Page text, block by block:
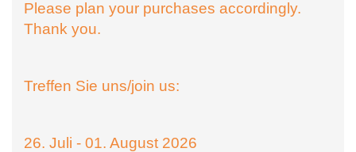
Please plan your purchases accordingly.
Thank you.
Treffen Sie uns/join us:
26. Juli - 01. August 2026